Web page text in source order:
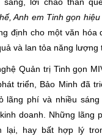
Anh em Tinh gọn hiệu
định cho một văn hóa
và lan tỏa năng lượng
Quản trị Tinh gọn
triển, Bảo Minh đã
lãng phí và nhiều
doanh. Những lãng
lại, hay bất hợp lý